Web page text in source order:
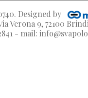
. Designed by
Verona 9, 72100
- mail: